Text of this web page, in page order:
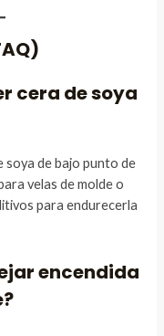
cera de soya
soya de bajo punto de
velas de molde o
para endurecerla
encendida